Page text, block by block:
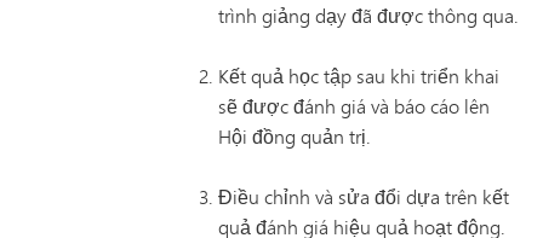
trình giảng dạy đã được thông qua.
Kết quả học tập sau khi triển khai
sẽ được đánh giá và báo cáo lên
Hội đồng quản trị.
Điều chỉnh và sửa đổi dựa trên kết
quả đánh giá hiệu quả hoạt động.